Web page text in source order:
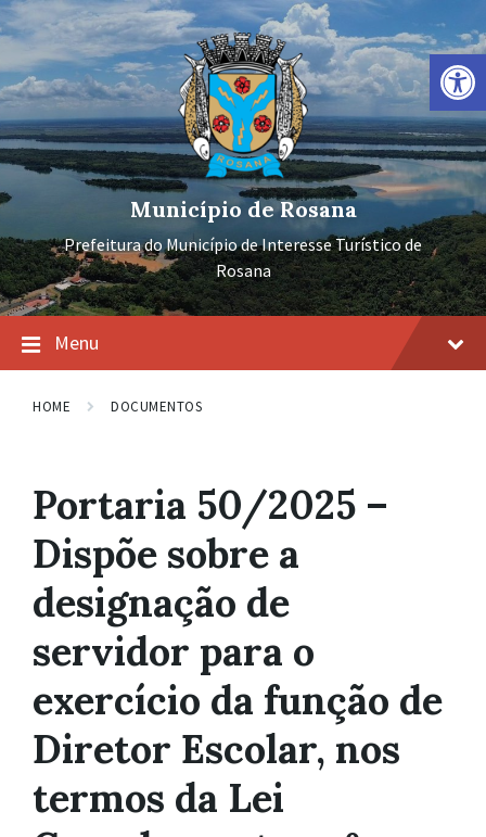
Barra de Ferramentas Aberta
Ir
para
conteúdo
Pular
para
navegação
principal
Pular
para
rodapé
Município de Rosana
Prefeitura do Município de Interesse Turístico de
Rosana
Menu
HOME DOCUMENTOS
Portaria 50/2025 –
Dispõe sobre a
designação de
servidor para o
exercício da função de
Diretor Escolar, nos
termos da Lei